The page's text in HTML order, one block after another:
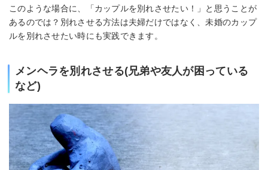
このような場合に、「カップルを別れさせたい！」と思うことが
あるのでは？別れさせる方法は夫婦だけではなく、未婚のカップ
ルを別れさせたい時にも実践できます。
メンヘラを別れさせる(兄弟や友人が困っている
など)